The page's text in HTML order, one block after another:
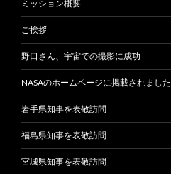
ミッション概要
ご挨拶
野口さん、宇宙での撮影に成功
NASAのホームページに掲載されました
岩手県知事を表敬訪問
福島県知事を表敬訪問
宮城県知事を表敬訪問